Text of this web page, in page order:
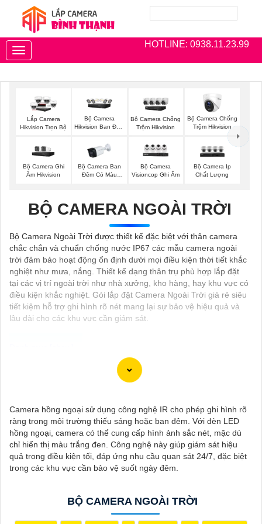
HOTLINE: 0938.11.23.99
Toggle
navigation
Lắp Camera
Hikvision Trọn Bộ
Bộ Camera
Hikvision Ban Đêm
Bô Camera Chống
Trộm Hikvision
Bộ Camera Chống
Trộm Hikvision
Bộ Camera Ghi
Âm Hikvision
Bộ Camera Ban
Đêm Có Màu
Bộ Camera
Visioncop Ghi Âm
Bộ Camera Ip
Chất Lượng
BỘ CAMERA NGOÀI TRỜI
Bộ Camera Ngoài Trời được thiết kế đặc biệt với thân camera
chắc chắn và chuẩn chống nước IP67 các mẫu camera ngoài
trời đảm bảo hoạt động ổn định dưới mọi điều kiện thời tiết khắc
nghiệt như mưa, nắng. Thiết kế dạng thân trụ phù hợp lắp đặt
tại các vị trí ngoài trời như nhà xưởng, kho hàng, hay khu vực có
điều kiện khắc nghiệt. Gói lắp đặt Camera Ngoài Trời giá rẻ siêu
tiết kiệm hỗ trợ ghi hình rõ nét mang lại sự bảo vệ hiệu quả và
lâu dài cho các khu vực cần giám sát.
Dạ chào bạn, dưới đây là một số thông tin về Camera Thiết Kế
hình ảnh cao, hỗ trợ các tính năng thông minh như phát hiện
chuyển động, hồng ngoại thông minh.
💠2:Dahua IPC-HDW4433C-A: Camera IP 4MP, công nghệ
Starlight cho hình ảnh màu ban đêm, chống ngược sáng tốt,
thiết kế chống nước, bụi IP67
♚ Chức Cao Cấp 3:Vantech VP-131N: Camera Analog 1.3MP,
hình ảnh tốt, dễ sử dụng và lắp đặt.
Nhớ kiểm tra các yêu cầu kỹ thuật và tính năng mà bạn cần
trước khi lựa chọn camera phù hợp với nhu cầu sử dụng của
Camera hồng ngoại sử dụng công nghệ IR cho phép ghi hình rõ
ràng trong môi trường thiếu sáng hoặc ban đêm. Với đèn LED
hồng ngoại, camera có thể cung cấp hình ảnh sắc nét, mặc dù
chỉ hiển thị màu trắng đen. Công nghệ này giúp giám sát hiệu
quả trong điều kiện tối, đáp ứng nhu cầu quan sát 24/7, đặc biệt
trong các khu vực cần bảo vệ suốt ngày đêm.
BỘ CAMERA NGOÀI TRỜI